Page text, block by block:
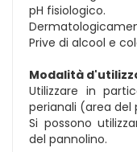
pH fisiologico.
Prive di alcool e
Modalità
Utilizzare in
perianali (area del
Si possono
del pannolino.